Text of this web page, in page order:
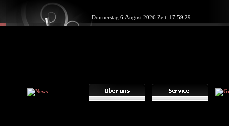
Donnerstag 6.August 2026 Zeit: 17:59:29